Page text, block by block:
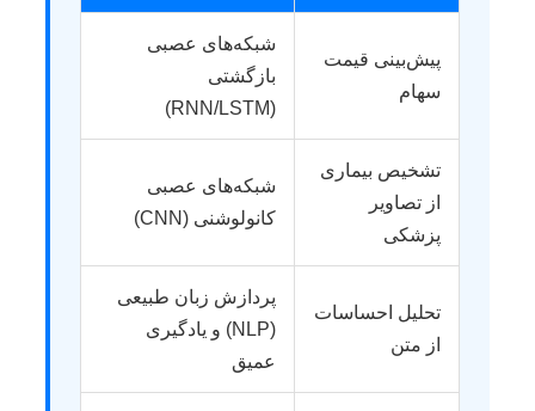
پیش‌بینی قیمت
سهام
شبکه‌های عصبی
بازگشتی
(RNN/LSTM)
تشخیص بیماری
از تصاویر
پزشکی
شبکه‌های عصبی
کانولوشنی (CNN)
تحلیل احساسات
از متن
پردازش زبان طبیعی
(NLP) و یادگیری
عمیق